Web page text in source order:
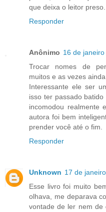
que deixa o leitor preso.
Responder
Anônimo 16 de
Trocar nomes de
muitos e as vezes
Interessante ele ser
isso ter passado
incomodou realmente
autora foi bem
prender você até o fim.
Responder
Unknown 17 de
Esse livro foi muito
olhava, me deparava
vontade de ler nem de